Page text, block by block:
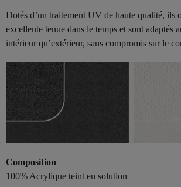
Dotés d’un traitement UV de haute qualité, ils
excellente tenue dans le temps et sont adaptés
intérieur qu’extérieur, sans compromis sur le
Composition
100% Acrylique teint en solution